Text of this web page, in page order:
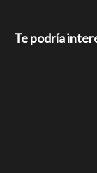
Te podría